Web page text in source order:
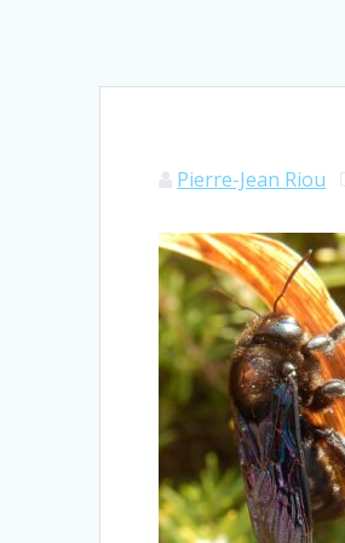
Pierre-Jean Riou